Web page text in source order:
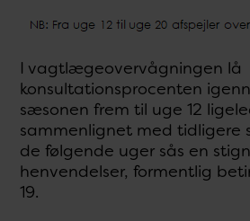
I vagtlægeovervågningen lå
konsultationsprocenten
sæsonen frem til uge 12
sammenlignet med tidligere
de følgende uger sås en
henvendelser, formentlig
19.